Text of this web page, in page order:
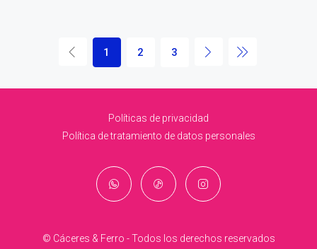
1 2 3
Políticas de privacidad
Política de tratamiento de datos personales
© Cáceres & Ferro - Todos los derechos reservados